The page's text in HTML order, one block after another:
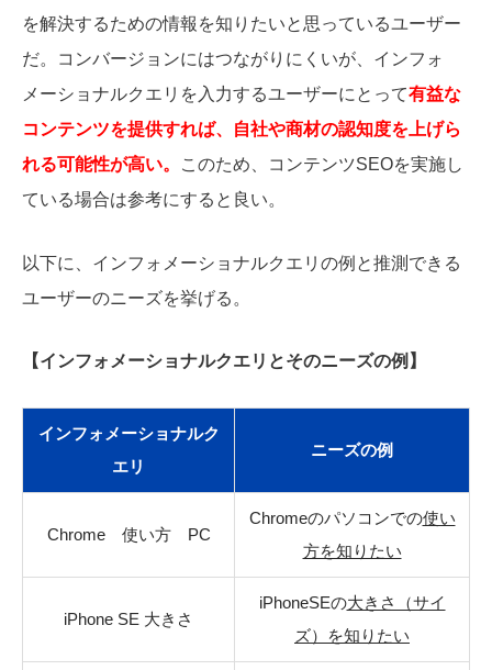
を解決するための情報を知りたいと思っているユーザー
だ。コンバージョンにはつながりにくいが、インフォ
メーショナルクエリを入力するユーザーにとって有益な
コンテンツを提供すれば、自社や商材の認知度を上げら
れる可能性が高い。
このため、コンテンツSEOを実施し
ている場合は参考にすると良い。
以下に、インフォメーショナルクエリの例と推測できる
ユーザーのニーズを挙げる。
【インフォメーショナルクエリとそのニーズの例】
インフォメーショナルク
エリ
ニーズの例
Chrome 使い方 PC
Chromeのパソコンでの使い
方を知りたい
iPhone SE 大きさ
iPhoneSEの大きさ（サイ
ズ）を知りたい